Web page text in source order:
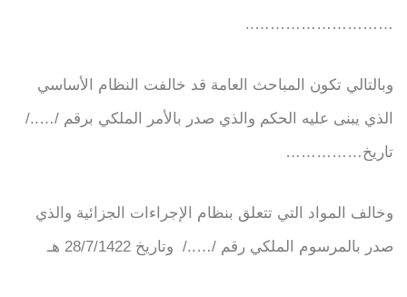
………………………..
وبالتالي تكون المباحث العامة قد خالفت النظام الأساسي
الذي يبنى عليه الحكم والذي صدر بالأمر الملكي برقم /…../
تاريخ……………
وخالف المواد التي تتعلق بنظام الإجراءات الجزائية والذي
صدر بالمرسوم الملكي رقم /…../ وتاريخ 28/7/1422 هـ